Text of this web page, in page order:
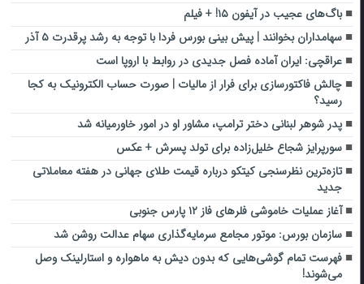
باگ‌های عجیب در آیفون ۱۵! + فیلم
سهامداران بخوانند | پیش بینی بورس فردا با توجه به رشد پرقدرت ۵ آذر
عراقچی: ایران آماده فصل جدیدی در روابط با اروپا است
چالش فاکتورسازی برای فرار از مالیات | صورت حساب الکترونیک به کجا
رسید؟
پدر شوهر لبنانی دختر ترامپ، مشاور او در امور خاورمیانه شد
سورپرایز شجاع خلیل‌زاده برای تولد پسرش + عکس
تازه‌ترین نظرسنجی کیتکو درباره قیمت طلای جهانی در هفته معاملاتی
جدید
آغاز عملیات خاموشی فلرهای فاز ۱۲ پارس جنوبی
سازمان بورس: موتور مجامع سرمایه‌گذاری سهام عدالت روشن شد
فهرست تمام گوشی‌هایی که بدون دیش به ماهواره و استارلینک وصل
می‌شوند!